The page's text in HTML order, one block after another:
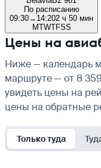
По расписанию
09:30→ 14:202 ч 50 мин
MTWTFSS
Цены на
Ниже — календарь
маршруте — от 8
увидеть цены на
цены на обратные
Только туда